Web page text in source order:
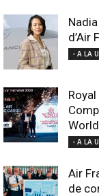
d’Air
- A LA
- A LA
Air
de